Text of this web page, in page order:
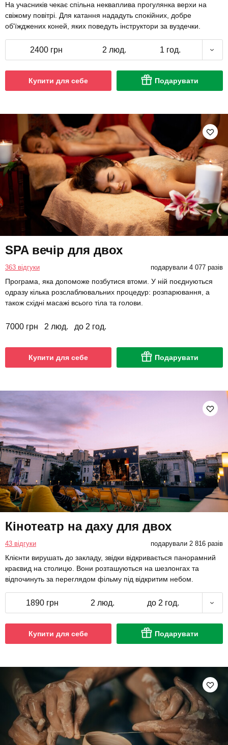
На учасників чекає спільна некваплива прогулянка верхи на
свіжому повітрі. Для катання нададуть спокійних, добре
об'їжджених коней, яких поведуть інструктори за вуздечки.
2400 грн 2 люд. 1 год.
Купити для себе Подарувати
SPA вечір для двох
363 відгуки подарували 4 077 разів
Програма, яка допоможе позбутися втоми. У ній поєднуються
одразу кілька розслаблювальних процедур: розпарювання, а
також східні масажі всього тіла та голови.
7000 грн 2 люд. до 2 год.
Купити для себе Подарувати
Кінотеатр на даху для двох
43 відгуки подарували 2 816 разів
Клієнти вирушать до закладу, звідки відкривається панорамний
краєвид на столицю. Вони розташуються на шезлонгах та
відпочинуть за переглядом фільму під відкритим небом.
1890 грн 2 люд. до 2 год.
Купити для себе Подарувати